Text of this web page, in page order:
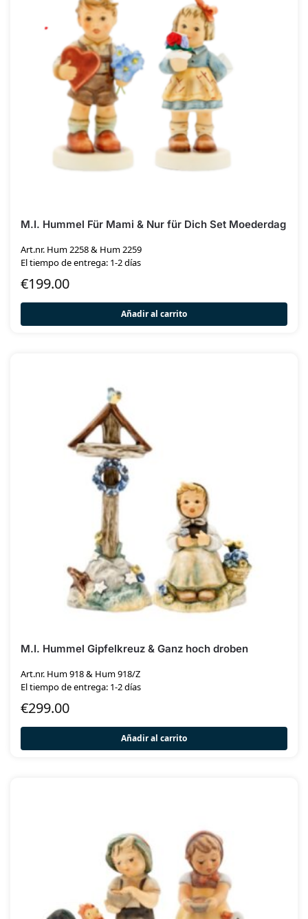
M.I. Hummel Für Mami & Nur für Dich Set Moederdag
Art.nr. Hum 2258 & Hum 2259
El tiempo de entrega: 1-2 días
€199.00
Añadir al carrito
M.I. Hummel Gipfelkreuz & Ganz hoch droben
Art.nr. Hum 918 & Hum 918/Z
El tiempo de entrega: 1-2 días
€299.00
Añadir al carrito